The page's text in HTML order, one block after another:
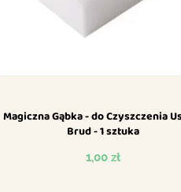
Magiczna Gąbka - do Czyszczenia
Brud - 1 sztuka
Cena
1,00 zł